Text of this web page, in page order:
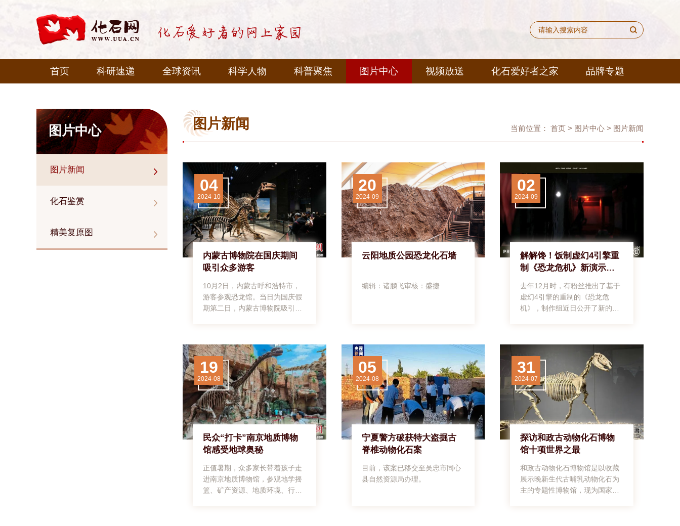
首页 科研速递 全球资讯 科学人物 科普聚焦 图片中心 视频放送 化石爱好者之家 品牌专题
图片中心
图片新闻
化石鉴赏
精美复原图
图片新闻 当前位置： 首页> 图片中心> 图片新闻
04
2024-10
内蒙古博物院在国庆期间
吸引众多游客
10月2日，内蒙古呼和浩特市，
游客参观恐龙馆。当日为国庆假
期第二日，内蒙古博物院吸引众
本。中新社记者刘文华摄10月2
日，内蒙古呼和浩特市，游客参
观元代公主祭祀玉牌。中新社记
者刘文华摄10月2日，内蒙古呼
和浩特市，游客参观成吉思汗画
像与忽必烈画像。中新社记者刘
文华摄10月2日，内蒙古呼和浩
箭(模型)与“长征”4B运载火箭(模
型)。中新社记者刘文华摄10月2
日，内蒙古呼和浩特市，游客参
观内蒙古的动物资源标本。中新
社记者刘文华摄10月2日，内蒙
20
2024-09
云阳地质公园恐龙化石墙
编辑：诸鹏飞审核：盛捷
02
2024-09
解解馋！饭制虚幻4引擎重
制《恐龙危机》新演示公
开
去年12月时，有粉丝推出了基于
虚幻4引擎的重制的《恐龙危
机》，制作组近日公开了新的预
示，在《怪物猎人》大获成功之
后，《恐龙危机》已经没有重制
版的空间了。因此，对于《恐龙
危机》的粉丝来说，情况并不乐
观。预告截图：来来源：游侠网
编辑：诸鹏飞审核：盛捷
19
2024-08
民众“打卡”南京地质博物
馆感受地球奥秘
正值暑期，众多家长带着孩子走
进南京地质博物馆，参观地学摇
篮、矿产资源、地质环境、行星
05
2024-08
宁夏警方破获特大盗掘古
脊椎动物化石案
目前，该案已移交至吴忠市同心
县自然资源局办理。
31
2024-07
探访和政古动物化石博物
馆十项世界之最
和政古动物化石博物馆是以收藏
展示晚新生代古哺乳动物化石为
主的专题性博物馆，现为国家二